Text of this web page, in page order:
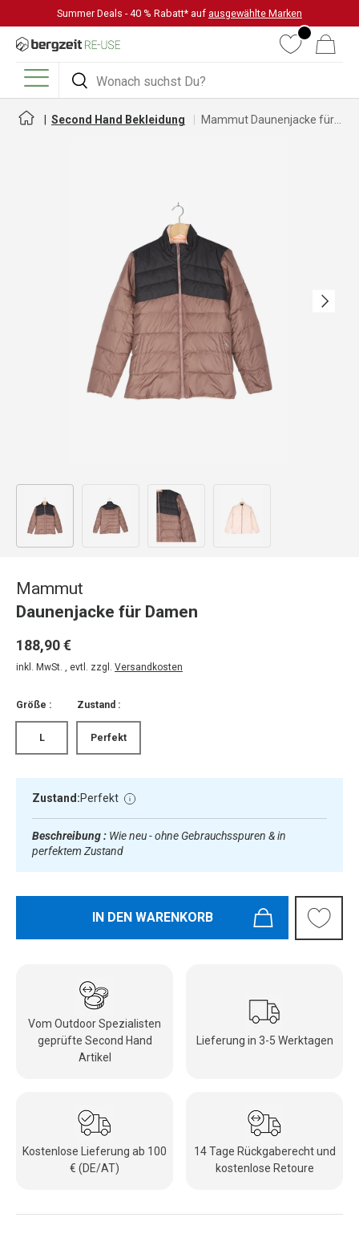
DIREKT ZUM INHALT
Summer Deals - 40 % Rabatt* auf ausgewählte Marken
Suchen
Suchen
WunschlisteWarenkorb
Menü
Second Hand Bekleidung
Nächste
Bild 1 in Galerieansicht laden
Mammut
Daunenjacke für Damen
188,90 €
inkl. MwSt. , evtl. zzgl. Versandkosten
Größe :
L
Zustand :
Perfekt
Zustand:Perfekt
Beschreibung : Wie neu - ohne Gebrauchsspuren & in
perfektem Zustand
IN DEN WARENKORB
Vom Outdoor Spezialisten
geprüfte Second Hand
Artikel
Lieferung in 3-5 Werktagen
Kostenlose Lieferung ab 100
€ (DE/AT)
14 Tage Rückgaberecht und
kostenlose Retoure